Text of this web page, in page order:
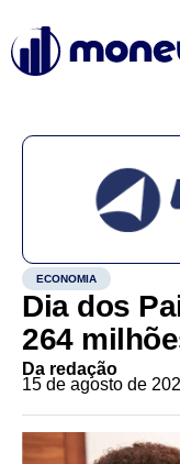
ECONOMIA
Dia dos
264
Da redação
15 de agosto de